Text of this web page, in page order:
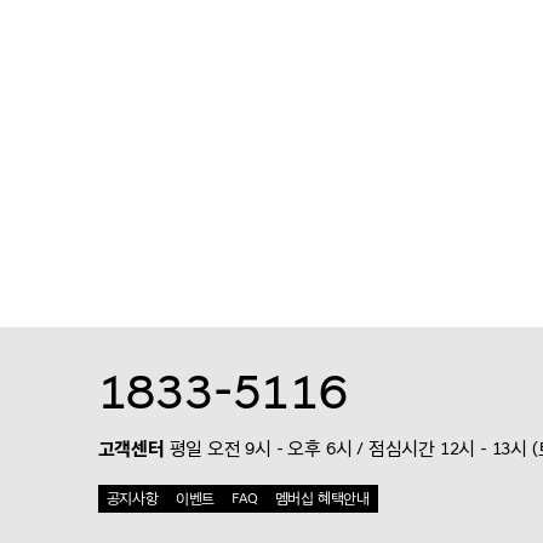
1833-5116
고객센터 평일 오전 9시 - 오후 6시 / 점심시간 12시 - 13시 (
공지사항 이벤트 FAQ 멤버십 혜택안내